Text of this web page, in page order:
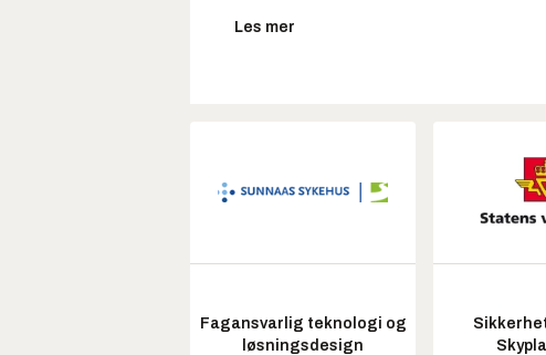
Les mer
Fagansvarlig teknologi og
løsningsdesign